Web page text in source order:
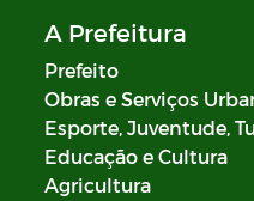
A Prefeitura
Prefeito
Obras e Serviços
Esporte, Juventude,
Educação e Cultura
Agricultura